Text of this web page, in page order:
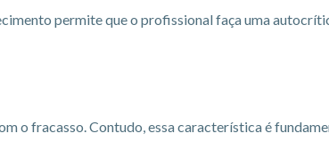
permite que o profissional faça uma
o fracasso. Contudo, essa característica é